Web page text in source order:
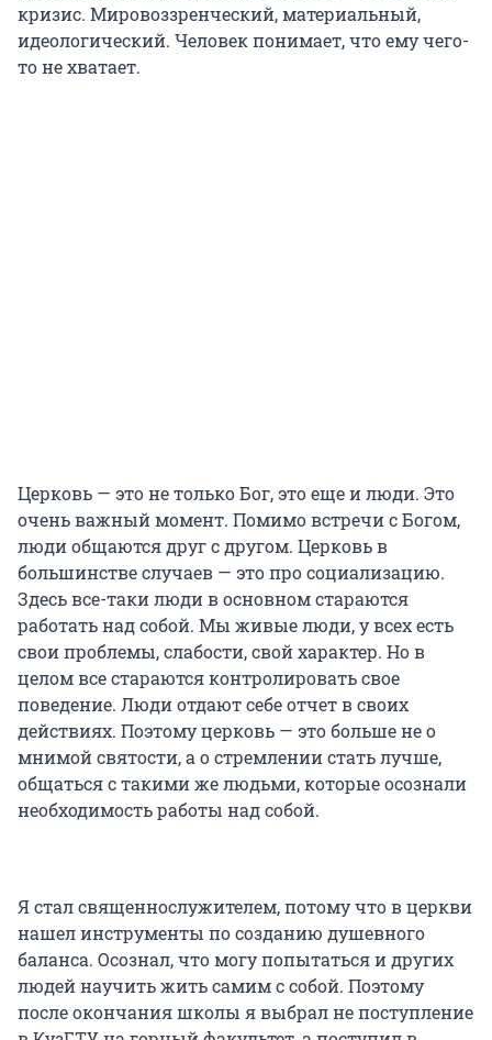
кризис. Мировоззренческий, материальный,
идеологический. Человек понимает, что ему чего-
то не хватает.
Церковь — это не только Бог, это еще и люди. Это
очень важный момент. Помимо встречи с Богом,
люди общаются друг с другом. Церковь в
большинстве случаев — это про социализацию.
Здесь все-таки люди в основном стараются
работать над собой. Мы живые люди, у всех есть
свои проблемы, слабости, свой характер. Но в
целом все стараются контролировать свое
поведение. Люди отдают себе отчет в своих
действиях. Поэтому церковь — это больше не о
мнимой святости, а о стремлении стать лучше,
общаться с такими же людьми, которые осознали
необходимость работы над собой.
Я стал священнослужителем, потому что в церкви
нашел инструменты по созданию душевного
баланса. Осознал, что могу попытаться и других
людей научить жить самим с собой. Поэтому
после окончания школы я выбрал не поступление